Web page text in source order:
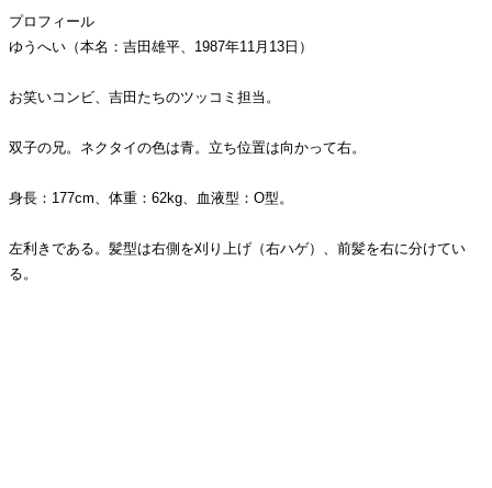
プロフィール
ゆうへい（本名：吉田雄平、1987年11月13日）
お笑いコンビ、吉田たちのツッコミ担当。
双子の兄。ネクタイの色は青。立ち位置は向かって右。
身長：177cm、体重：62kg、血液型：O型。
左利きである。髪型は右側を刈り上げ（右ハゲ）、前髪を右に分けてい
る。